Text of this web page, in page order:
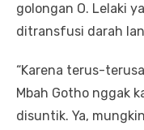
golongan O. Lelaki
ditransfusi darah
“Karena terus-
Mbah Gotho nggak
disuntik. Ya,